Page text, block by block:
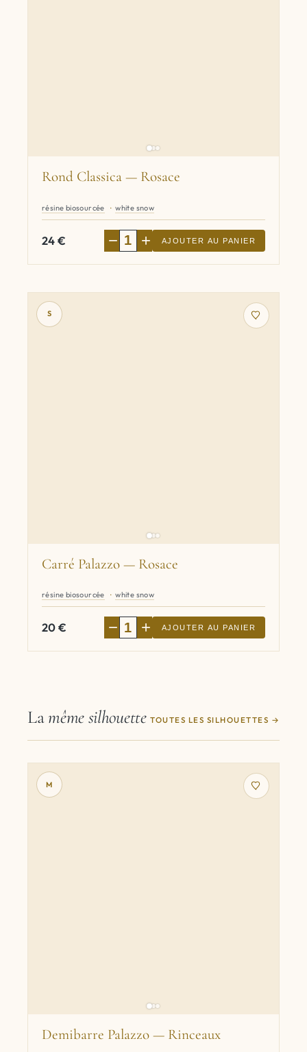
Rond Classica — Rosace
résine biosourcée white snow
24€ − + AJOUTER AU PANIER
S
Carré Palazzo — Rosace
résine biosourcée white snow
20€ − + AJOUTER AU PANIER
Lamême silhouette TOUTES LES SILHOUETTES
M
Demibarre Palazzo — Rinceaux